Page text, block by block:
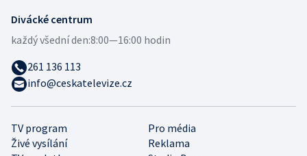
TV program
Pro média
Živé vysílání
Reklama
Divácké centrum
každý všední den:8:00—16:00 hodin
261 136 113
info@ceskatelevize.cz